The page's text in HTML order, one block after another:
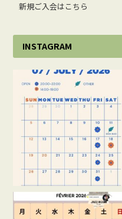
新規ご入会はこちら
INSTAGRAM